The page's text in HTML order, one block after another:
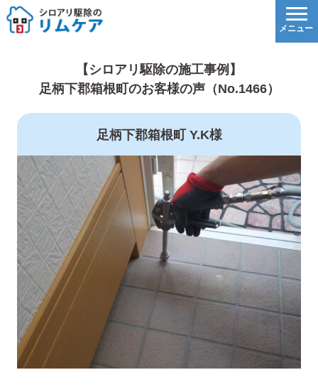
【シロアリ駆除の施工事例】
足柄下郡箱根町のお客様の声（No.1466）
足柄下郡箱根町 Y.K様